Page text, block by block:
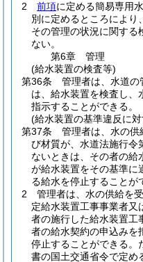
2
前項に定める簡易専用
別に定めるところにより
その管理の状況に関する
ない。
第6章
管理
(給水装置の検査等)
第36条
管理者は、水道の
は、給水装置を検査し、
指示することができる。
(給水装置の基準違反に
第37条
管理者は、水の供
び材質が、水道法施行令
ないときは、その者の給
が給水装置をその基準に
る給水を停止することが
2
管理者は、水の供給を
定給水装置工事事業者又
者の施行した給水装置工
者の給水契約の申込みを
停止することができる。
書の国土交通省令で定め